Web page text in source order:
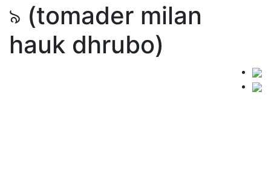
৯ (tomader milan
hauk dhrubo)